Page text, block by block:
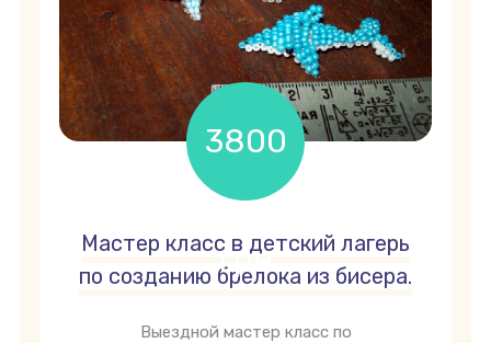
3800
грн
Мастер класс в детский лагерь
по созданию брелока из бисера.
Выездной мастер класс по